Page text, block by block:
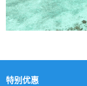
特别优惠